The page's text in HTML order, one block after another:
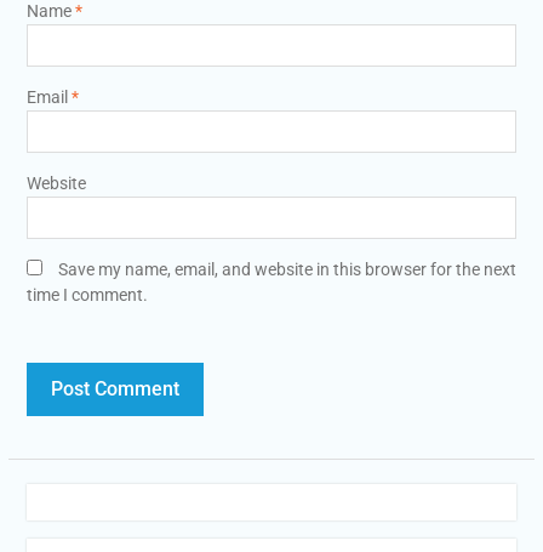
Name*
Email *
Website
Save my name, email, and website in this browser for the next
time I comment.